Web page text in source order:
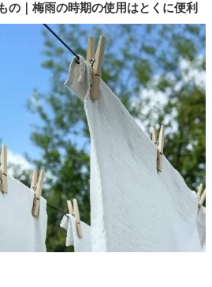
の｜梅雨の時期の使用はとくに便利